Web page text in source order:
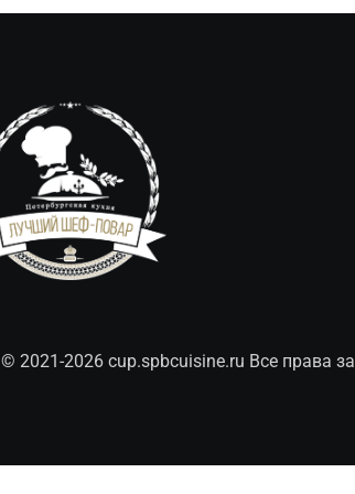
© 2021-2026 cup.spbcuisine.ru Все права